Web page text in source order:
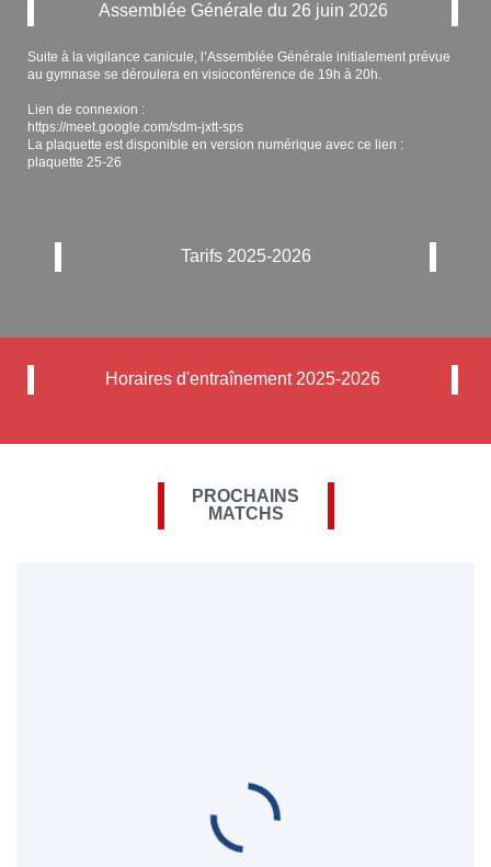
Assemblée Générale du 26 juin 2026
Suite à la vigilance canicule, l’Assemblée Générale initialement prévue
au gymnase se déroulera en visioconférence de 19h à 20h.
Lien de connexion :
https://meet.google.com/sdm-jxtt-sps
La plaquette est disponible en version numérique avec ce lien :
plaquette 25-26
Horaires d'entraînement 2025-2026
Tarifs 2025-2026
PROCHAINS
MATCHS